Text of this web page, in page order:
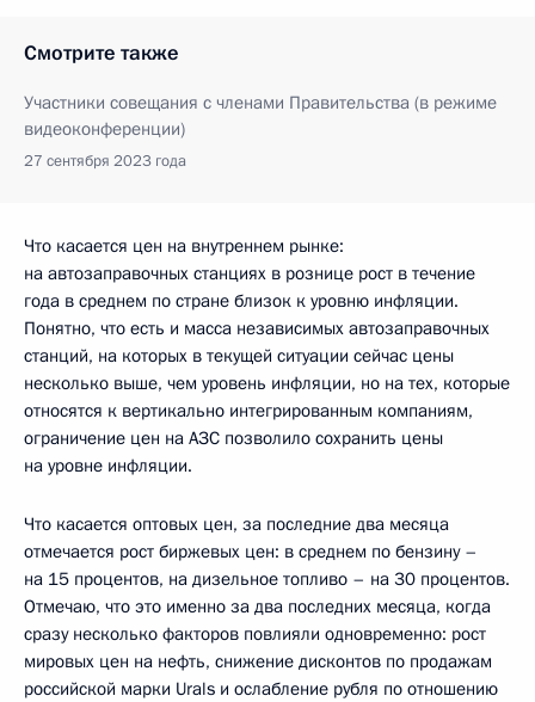
Смотрите также
Участники совещания с членами Правительства (в режиме
видеоконференции)
27 сентября 2023 года
Что касается цен на внутреннем рынке:
на автозаправочных станциях в рознице рост в течение
года в среднем по стране близок к уровню инфляции.
Понятно, что есть и масса независимых автозаправочных
станций, на которых в текущей ситуации сейчас цены
несколько выше, чем уровень инфляции, но на тех, которые
относятся к вертикально интегрированным компаниям,
ограничение цен на АЗС позволило сохранить цены
на уровне инфляции.
Что касается оптовых цен, за последние два месяца
отмечается рост биржевых цен: в среднем по бензину –
на 15 процентов, на дизельное топливо – на 30 процентов.
Отмечаю, что это именно за два последних месяца, когда
сразу несколько факторов повлияли одновременно: рост
мировых цен на нефть, снижение дисконтов по продажам
российской марки Urals и ослабление рубля по отношению